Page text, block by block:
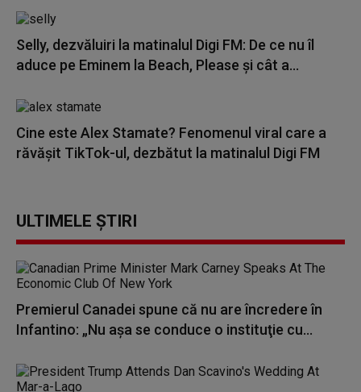
Selly, dezvăluiri la matinalul Digi FM: De ce nu îl
aduce pe Eminem la Beach, Please și cât a...
Cine este Alex Stamate? Fenomenul viral care a
răvășit TikTok-ul, dezbătut la matinalul Digi FM
ULTIMELE ȘTIRI
Premierul Canadei spune că nu are încredere în
Infantino: „Nu aşa se conduce o instituţie cu...